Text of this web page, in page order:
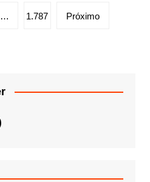
… 1.787 Próximo